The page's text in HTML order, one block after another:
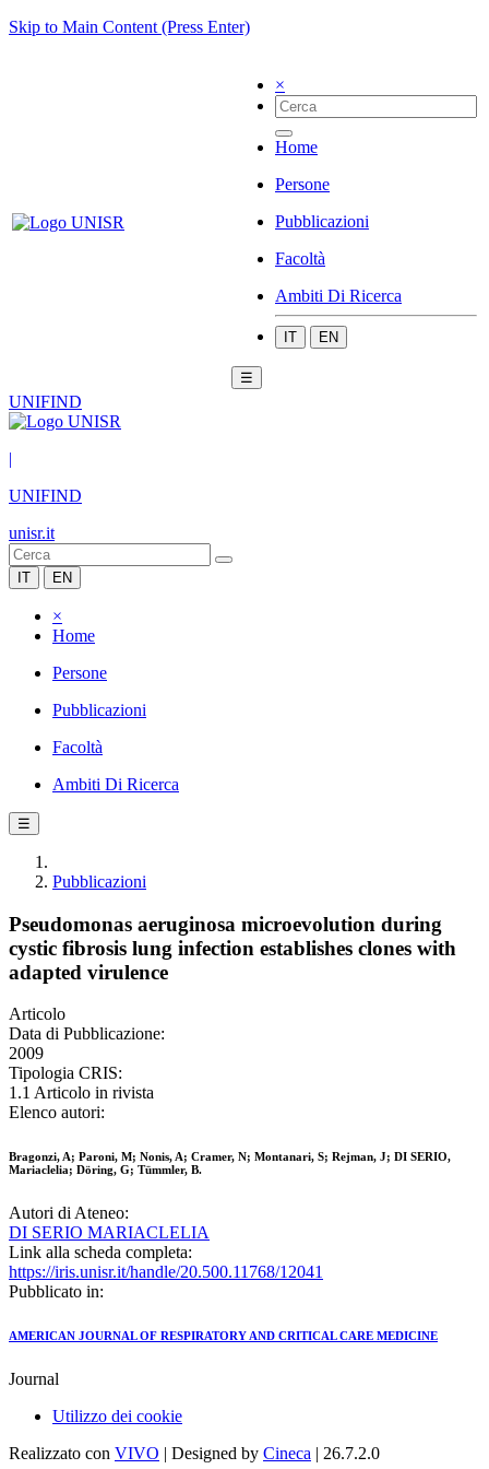
Skip to Main Content (Press Enter)
×
Home
Persone
Pubblicazioni
Facoltà
Ambiti Di Ricerca
IT EN
☰
UNIFIND
|
UNIFIND
unisr.it
IT EN
×
Home
Persone
Pubblicazioni
Facoltà
Ambiti Di Ricerca
☰
Pubblicazioni
Pseudomonas aeruginosa microevolution during
cystic fibrosis lung infection establishes clones with
adapted virulence
Articolo
Data di Pubblicazione:
2009
Tipologia CRIS:
1.1 Articolo in rivista
Elenco autori:
Bragonzi, A; Paroni, M; Nonis, A; Cramer, N; Montanari, S; Rejman, J; DI SERIO,
Mariaclelia; Döring, G; Tümmler, B.
Autori di Ateneo:
DI SERIO MARIACLELIA
Link alla scheda completa:
https://iris.unisr.it/handle/20.500.11768/12041
Pubblicato in:
AMERICAN JOURNAL OF RESPIRATORY AND CRITICAL CARE MEDICINE
Journal
Utilizzo dei cookie
Realizzato con VIVO | Designed by Cineca | 26.7.2.0